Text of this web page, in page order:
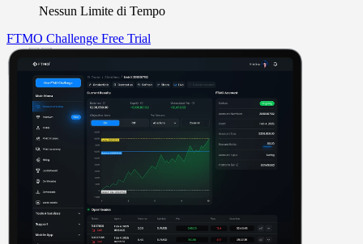
Nessun Limite di Tempo
FTMO Challenge Free Trial